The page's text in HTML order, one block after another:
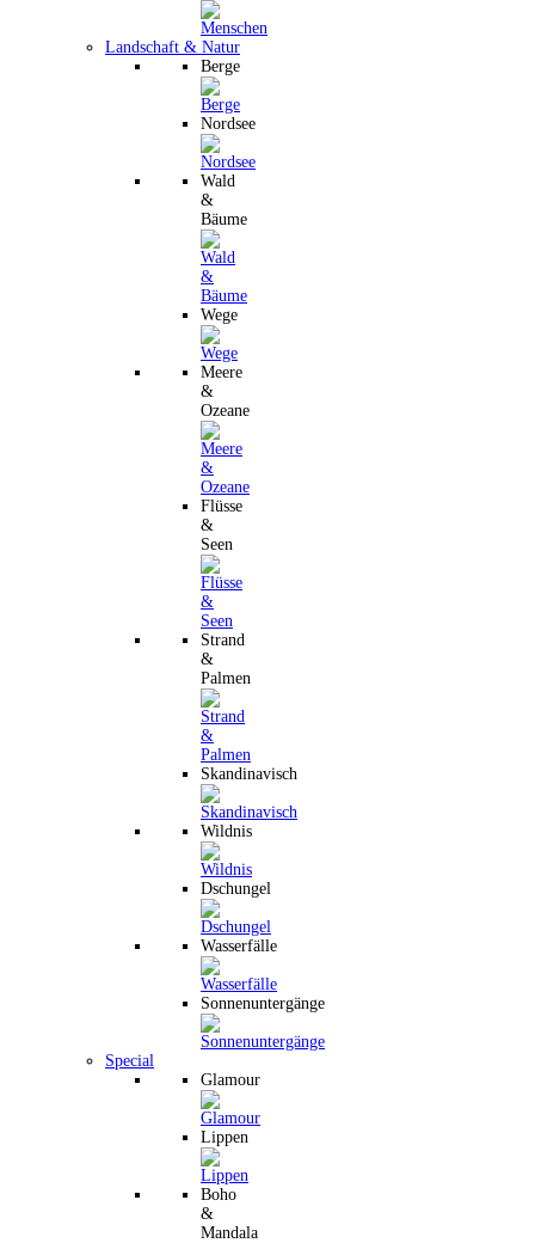
Landschaft & Natur
Berge
Nordsee
Wald
&
Bäume
Wege
Meere
&
Ozeane
Flüsse
&
Seen
Strand
&
Palmen
Skandinavisch
Wildnis
Dschungel
Wasserfälle
Sonnenuntergänge
Special
Glamour
Lippen
Boho
&
Mandala